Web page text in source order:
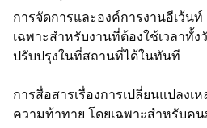
การจัดการและองค์การงานอีเว้น
เฉพาะสำหรับงานที่ต้องใช้เวลาทั้
ปรับปรุงในที่สถานที่ได้ในทันที
การสื่อสารเรื่องการเปลี่ยนแปลงเ
ความท้าทาย โดยเฉพาะสำหรับคน